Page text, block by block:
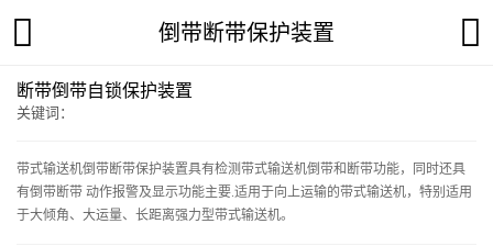
倒带断带保护装置
断带倒带自锁保护装置
关键词：
带式输送机倒带断带保护装置具有检测带式输送机倒带和断带功能，同时还具
有倒带断带 动作报警及显示功能主要.适用于向上运输的带式输送机，特别适用
于大倾角、大运量、长距离强力型带式输送机。